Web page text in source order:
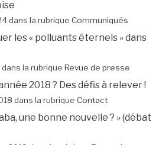
dans la rubrique Communiqués
les « polluants éternels » dans
dans la rubrique Revue de presse
2018 ? Des défis à relever !
dans la rubrique Contact
une bonne nouvelle ? » (débat